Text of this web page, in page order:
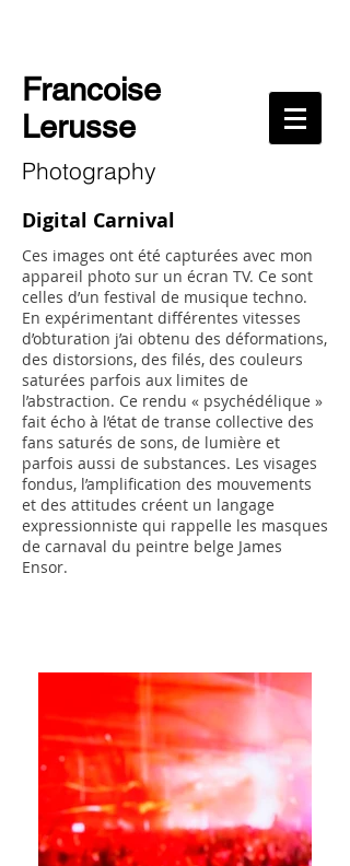
Francoise
Lerusse
Photography
Digital Carnival
Ces images ont été capturées avec mon
appareil photo sur un écran TV. Ce sont
celles d’un festival de musique techno.
En expérimentant différentes vitesses
d’obturation j’ai obtenu des déformations,
des distorsions, des filés, des couleurs
saturées parfois aux limites de
l’abstraction. Ce rendu « psychédélique »
fait écho à l’état de transe collective des
fans saturés de sons, de lumière et
parfois aussi de substances. Les visages
fondus, l’amplification des mouvements
et des attitudes créent un langage
expressionniste qui rappelle les masques
de carnaval du peintre belge James
Ensor.